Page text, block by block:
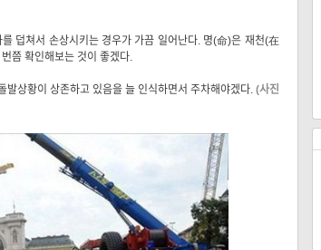
덥쳐서 손상시키는 경우가 가끔 일어난다. 명(命)은 재천(在
쯤 확인해보는 것이 좋겠다.
상황이 상존하고 있음을 늘 인식하면서 주차해야겠다. (사진